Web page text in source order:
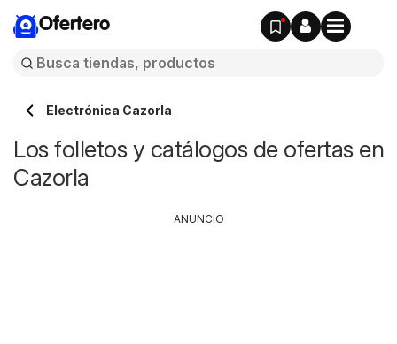
Ofertero
Electrónica Cazorla
Los folletos y catálogos de ofertas en
Cazorla
ANUNCIO